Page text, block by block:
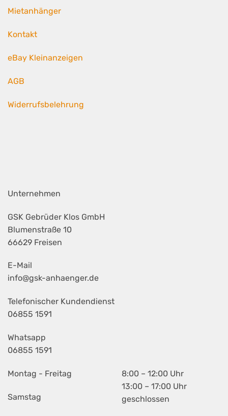
Mietanhänger
Kontakt
eBay Kleinanzeigen
AGB
Widerrufsbelehrung
Unternehmen
GSK Gebrüder Klos GmbH
Blumenstraße 10
66629 Freisen
E-Mail
info@gsk-anhaenger.de
Telefonischer Kundendienst
06855 1591
Whatsapp
06855 1591
Montag - Freitag
Samstag
8:00 – 12:00 Uhr
13:00 – 17:00 Uhr
geschlossen